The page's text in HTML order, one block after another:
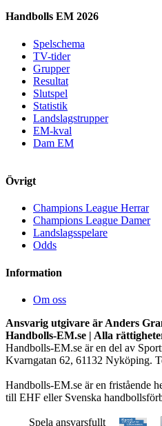
Handbolls EM 2026
Spelschema
TV-tider
Grupper
Resultat
Slutspel
Statistik
Landslagstrupper
EM-kval
Dam EM
Övrigt
Champions League Herrar
Champions League Damer
Landslagsspelare
Odds
Information
Om oss
Ansvarig utgivare är Anders
Handbolls-EM.se | Alla
Handbolls-EM.se är en del av
Kvarngatan 62, 61132 Nyköping.
Handbolls-EM.se är en fristående
till EHF eller Svenska
Spela ansvarsfullt